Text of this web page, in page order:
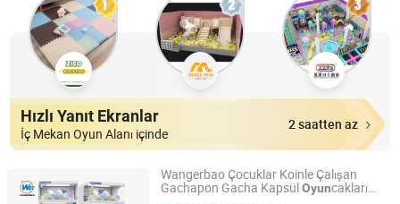
Hızlı Yanıt Ekranlar
İç Mekan Oyun Alanı içinde
2 saatten az
Wangerbao Çocuklar Koinle Çalışan
Gachapon Gacha KapsülOyuncakları
Guangzhou Wangerbao Software Development Co., Ltd.